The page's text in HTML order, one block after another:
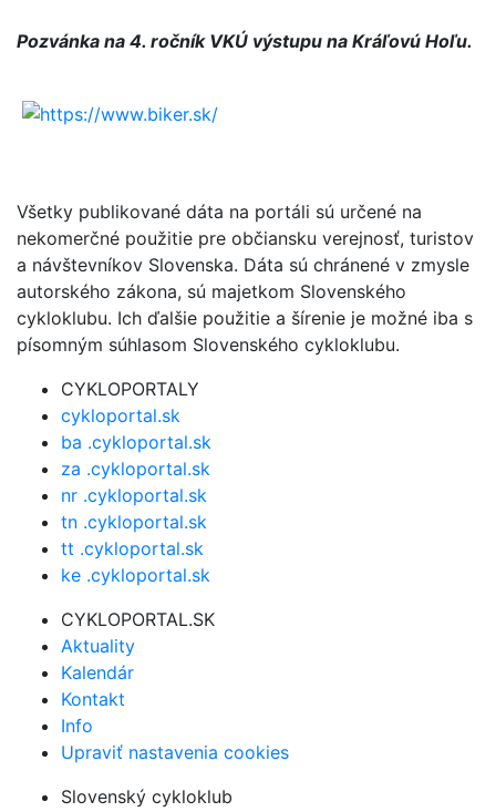
Pozvánka na 4. ročník VKÚ výstupu na Kráľovú Hoľu.
Všetky publikované dáta na portáli sú určené na
nekomerčné použitie pre občiansku verejnosť, turistov
a návštevníkov Slovenska. Dáta sú chránené v zmysle
autorského zákona, sú majetkom Slovenského
cykloklubu. Ich ďalšie použitie a šírenie je možné iba s
písomným súhlasom Slovenského cykloklubu.
CYKLOPORTALY
cykloportal.sk
ba .cykloportal.sk
za .cykloportal.sk
nr .cykloportal.sk
tn .cykloportal.sk
tt .cykloportal.sk
ke .cykloportal.sk
CYKLOPORTAL.SK
Aktuality
Kalendár
Kontakt
Info
Upraviť nastavenia cookies
Slovenský cykloklub